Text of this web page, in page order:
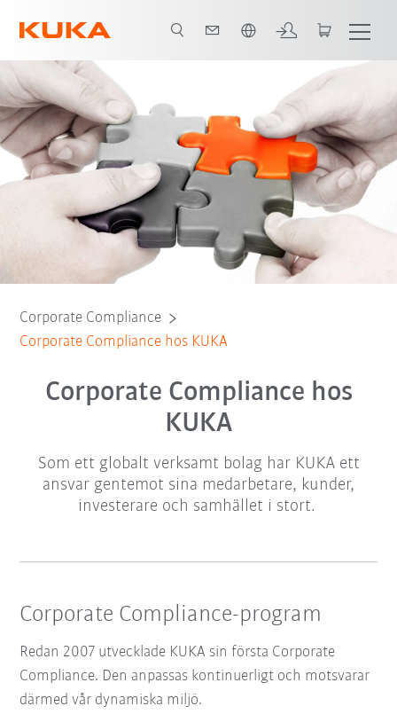
Corporate Compliance
Corporate Compliance hos KUKA
Corporate Compliance hos
KUKA
Som ett globalt verksamt bolag har KUKA ett
ansvar gentemot sina medarbetare, kunder,
investerare och samhället i stort.
Corporate Compliance-program
Redan 2007 utvecklade KUKA sin första Corporate
Compliance. Den anpassas kontinuerligt och motsvarar
därmed vår dynamiska miljö.